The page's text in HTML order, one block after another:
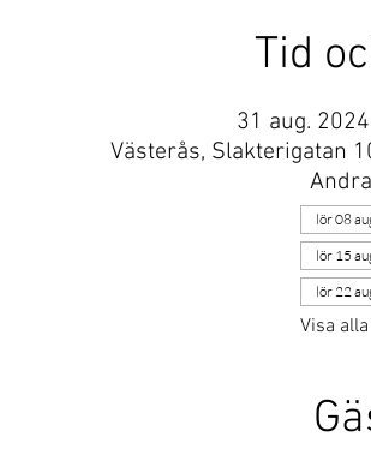
Tid
31 aug.
Västerås, Slakterigatan
lör 08
lör 15
lör 22
Visa